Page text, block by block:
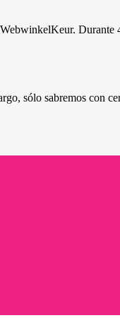
Durante
sólo sabremos con